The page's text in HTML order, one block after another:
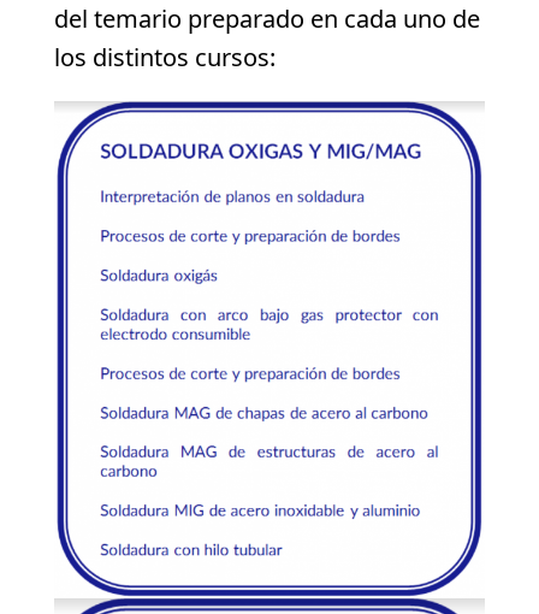
del temario preparado en cada uno de
los distintos cursos: